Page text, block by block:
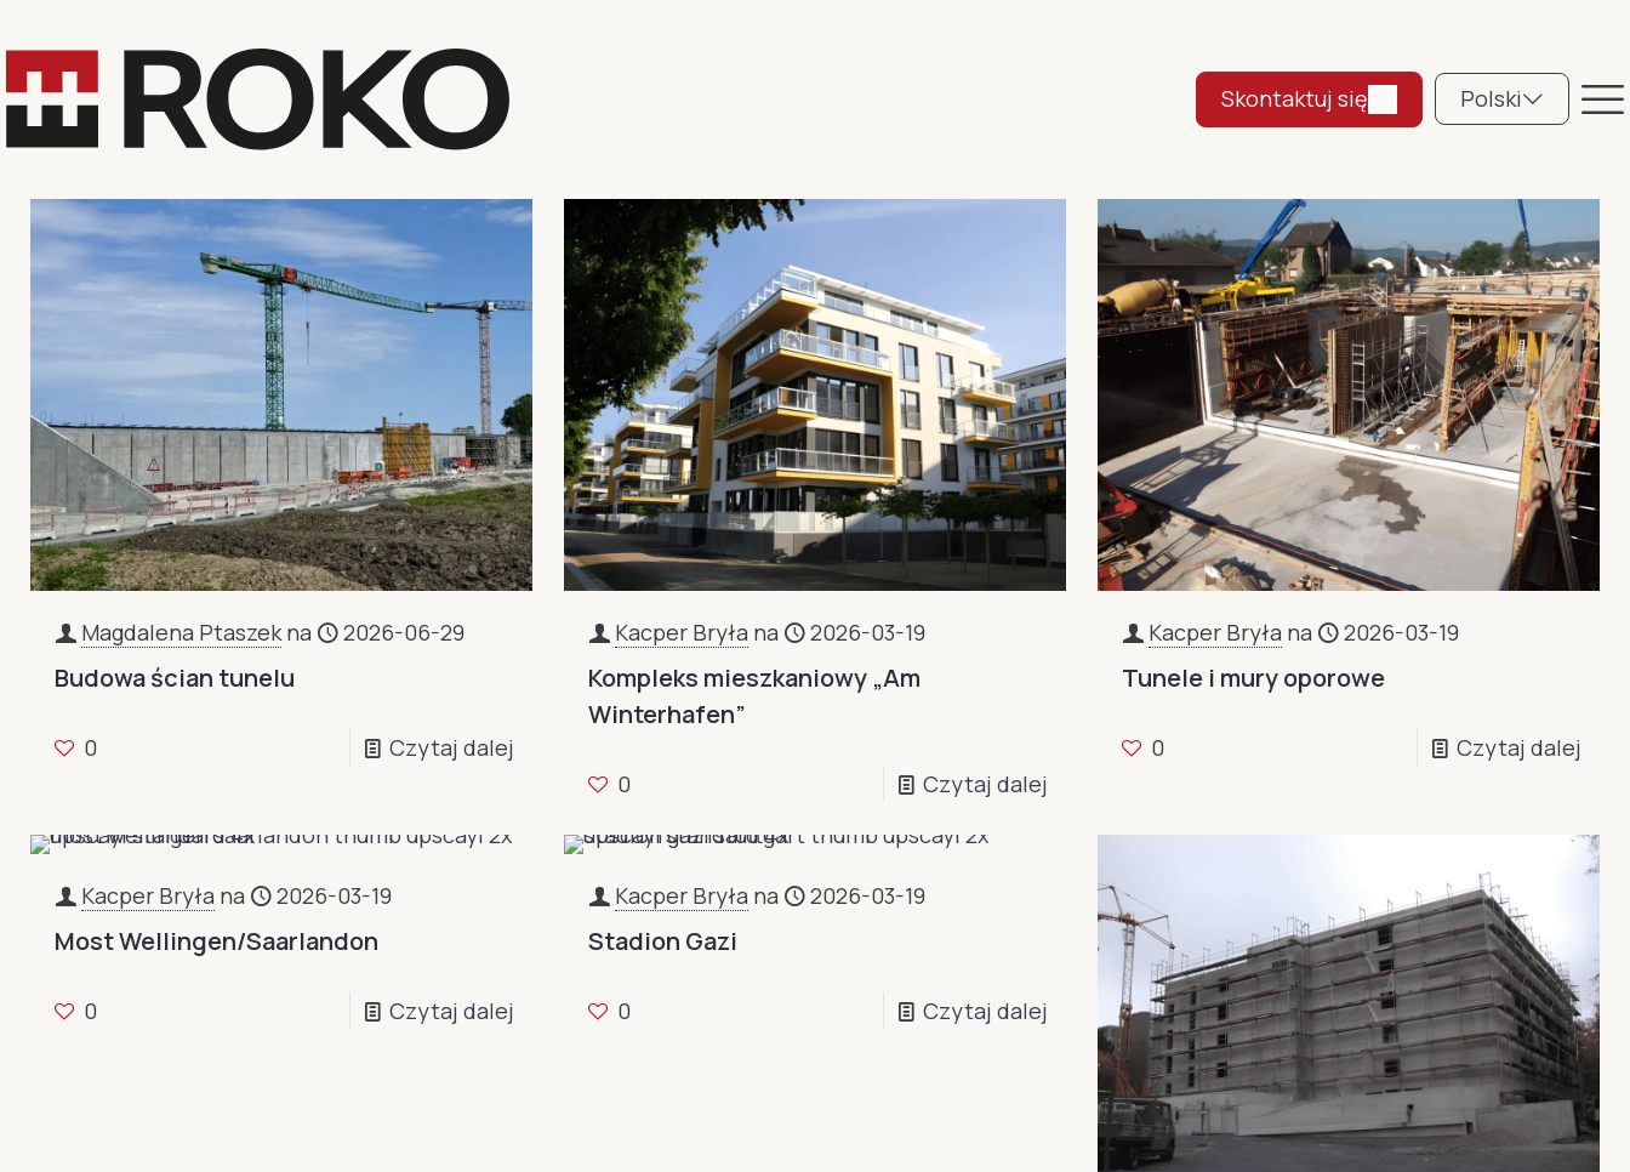
Skontaktuj się Polski
Magdalena Ptaszek na 2026-06-29
Budowa ścian tunelu
0 Czytaj dalej
Kacper Bryła na 2026-03-19
Kompleks mieszkaniowy „Am
Winterhafen”
0 Czytaj dalej
Kacper Bryła na 2026-03-19
Tunele i mury oporowe
0 Czytaj dalej
Kacper Bryła na 2026-03-19
Most Wellingen/Saarlandon
0 Czytaj dalej
Kacper Bryła na 2026-03-19
Stadion Gazi
0 Czytaj dalej